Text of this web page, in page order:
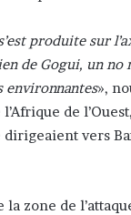
produite sur
de Gogui, un no
environnantes»,
de
dirigeaient vers
la zone de